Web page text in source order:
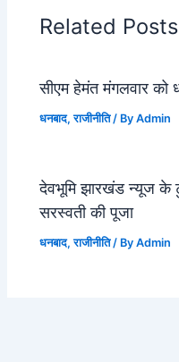
Related Posts
सीएम हेमंत मंगलवार को
धनबाद,राजीनीति/ ByAdmin
देवभूमि झारखंड न्यूज के
सरस्वती की पूजा
धनबाद,राजीनीति/ ByAdmin